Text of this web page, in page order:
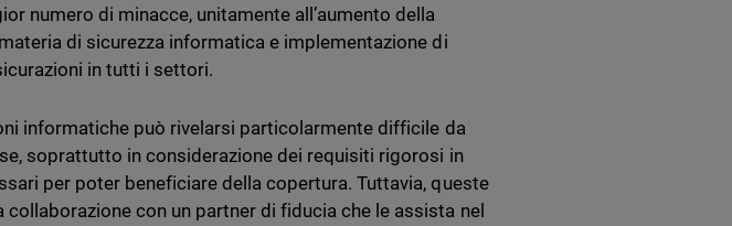
numero di minacce, unitamente all’aumento della
di sicurezza informatica e implementazione di
in tutti i settori.
informatiche può rivelarsi particolarmente difficile da
soprattutto in considerazione dei requisiti rigorosi in
per poter beneficiare della copertura. Tuttavia, queste
con un partner di fiducia che le assista nel